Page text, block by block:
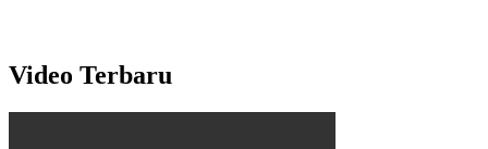
Video Terbaru